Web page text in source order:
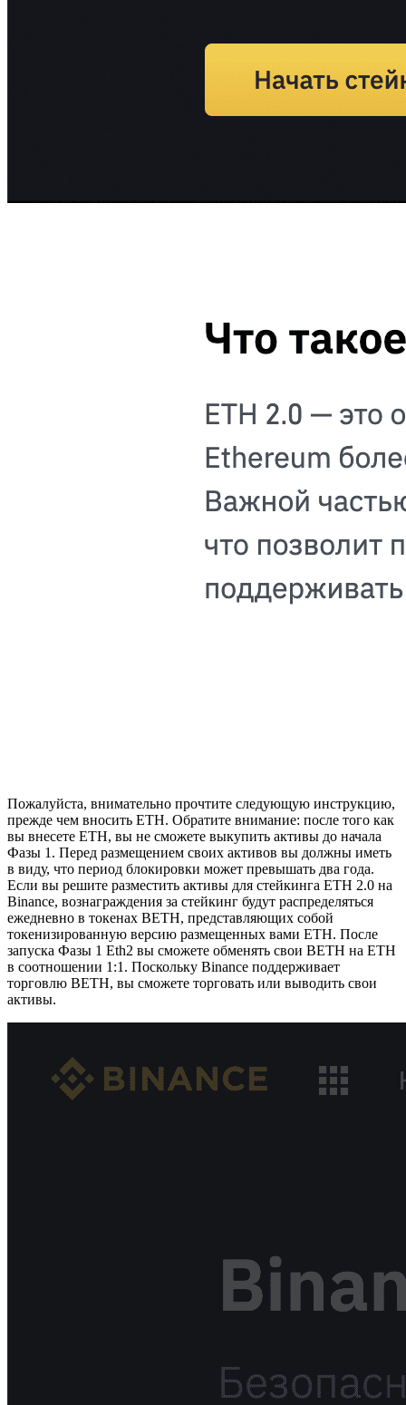
Пожалуйста, внимательно прочтите следующую инструкцию,
прежде чем вносить ETH. Обратите внимание: после того как
вы внесете ETH, вы не сможете выкупить активы до начала
Фазы 1. Перед размещением своих активов вы должны иметь
в виду, что период блокировки может превышать два года.
Если вы решите разместить активы для стейкинга ETH 2.0 на
Binance, вознаграждения за стейкинг будут распределяться
ежедневно в токенах BETH, представляющих собой
токенизированную версию размещенных вами ETH. После
запуска Фазы 1 Eth2 вы сможете обменять свои BETH на ETH
в соотношении 1:1. Поскольку Binance поддерживает
торговлю BETH, вы сможете торговать или выводить свои
активы.